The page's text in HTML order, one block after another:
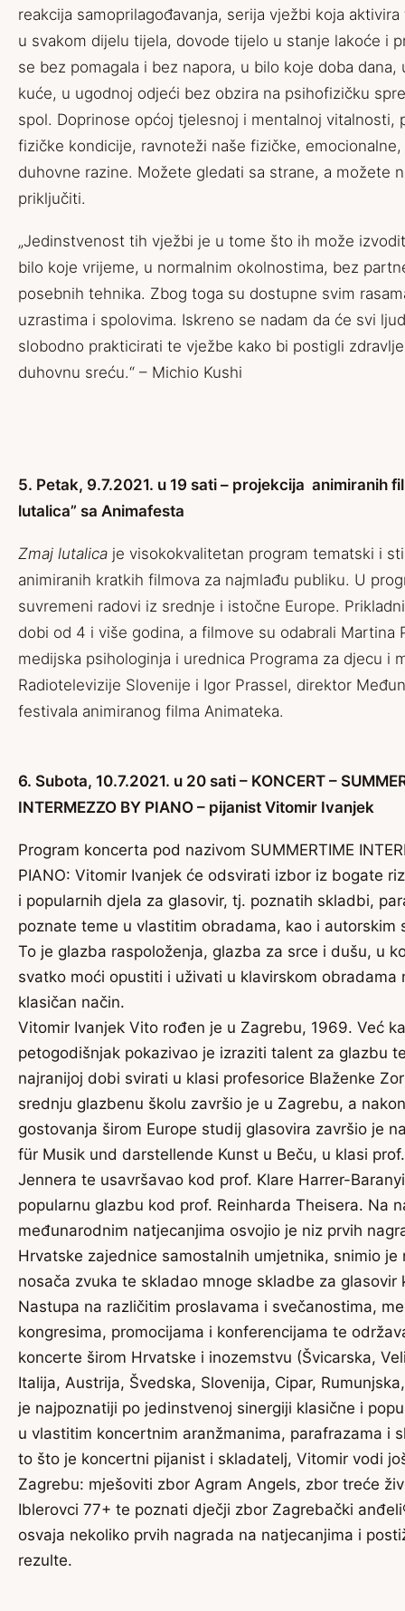
reakcija samoprilagođavanja, serija vježbi koja
u svakom dijelu tijela, dovode tijelo u stanje lakoće i
se bez pomagala i bez napora, u bilo koje doba dana,
kuće, u ugodnoj odjeći bez obzira na psihofizičku
spol. Doprinose općoj tjelesnoj i mentalnoj vitalnosti,
fizičke kondicije, ravnoteži naše fizičke,
duhovne razine. Možete gledati sa strane, a možete
priključiti.
„Jedinstvenost tih vježbi je u tome što ih može
bilo koje vrijeme, u normalnim okolnostima, bez
posebnih tehnika. Zbog toga su dostupne svim
uzrastima i spolovima. Iskreno se nadam da će svi
slobodno prakticirati te vježbe kako bi postigli
duhovnu sreću.“ – Michio Kushi
5. Petak, 9.7.2021. u 19 sati – projekcija animiranih
lutalica” sa Animafesta
Zmaj lutalica je visokokvalitetan program tematski i
animiranih kratkih filmova za najmlađu publiku. U
suvremeni radovi iz srednje i istočne Europe.
dobi od 4 i više godina, a filmove su odabrali Martina
medijska psihologinja i urednica Programa za djecu i
Radiotelevizije Slovenije i Igor Prassel, direktor
festivala animiranog filma Animateka.
6. Subota, 10.7.2021. u 20 sati – KONCERT –
INTERMEZZO BY PIANO – pijanist Vitomir Ivanjek
Program koncerta pod nazivom SUMMERTIME
PIANO: Vitomir Ivanjek će odsvirati izbor iz bogate
i popularnih djela za glasovir, tj. poznatih skladbi,
poznate teme u vlastitim obradama, kao i autorskim
To je glazba raspoloženja, glazba za srce i dušu, u
svatko moći opustiti i uživati u klavirskom obradama
klasičan način.
Vitomir Ivanjek Vito rođen je u Zagrebu, 1969. Već
petogodišnjak pokazivao je izraziti talent za glazbu
najranijoj dobi svirati u klasi profesorice Blaženke
srednju glazbenu školu završio je u Zagrebu, a
gostovanja širom Europe studij glasovira završio je
für Musik und darstellende Kunst u Beču, u klasi
Jennera te usavršavao kod prof. Klare Harrer-
popularnu glazbu kod prof. Reinharda Theisera. Na
međunarodnim natjecanjima osvojio je niz prvih
Hrvatske zajednice samostalnih umjetnika, snimio je
nosača zvuka te skladao mnoge skladbe za glasovir
Nastupa na različitim proslavama i svečanostima,
kongresima, promocijama i konferencijama te
koncerte širom Hrvatske i inozemstvu (Švicarska,
Italija, Austrija, Švedska, Slovenija, Cipar,
je najpoznatiji po jedinstvenoj sinergiji klasične i
u vlastitim koncertnim aranžmanima, parafrazama i
to što je koncertni pijanist i skladatelj, Vitomir vodi
Zagrebu: mješoviti zbor Agram Angels, zbor treće
Iblerovci 77+ te poznati dječji zbor Zagrebački
osvaja nekoliko prvih nagrada na natjecanjima i
rezulte.